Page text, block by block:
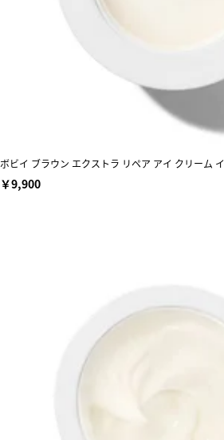
ボビイ ブラウン エクストラ リペア アイ クリーム
￥9,900